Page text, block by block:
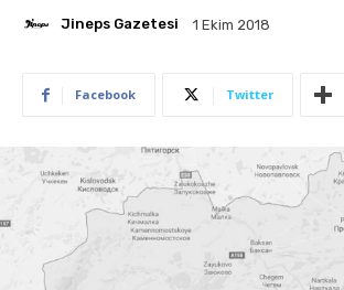
Jineps Gazetesi 1 Ekim 2018
Facebook Twitter